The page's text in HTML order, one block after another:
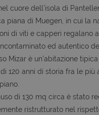
cuore dell’isola di
piana di Muegen, in cui la
di viti e capperi regalano
ed autentico
Mizar è un’abitazione
120 anni di storia fra le più
di 130 mq circa è stato
ristrutturato nel